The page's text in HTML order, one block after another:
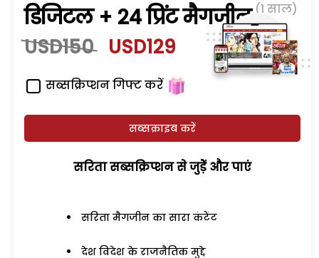
डिजिटल + 24 प्रिंट मैगजीन (1 साल)
USD150 USD129
सब्सक्रिप्शन गिफ्ट करें
सब्सक्राइब करें
सरिता सब्सक्रिप्शन से जुड़ेें और पाएं
सरिता मैगजीन का सारा कंटेंट
देश विदेश के राजनैतिक मुद्दे